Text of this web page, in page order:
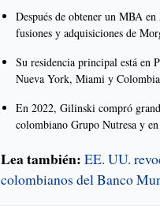
Después de obtener un MBA
fusiones y adquisiciones de
Su residencia principal está en
Nueva York, Miami y
En 2022, Gilinski compró
colombiano Grupo Nutresa y
Lea también: EE. UU.
colombianos del Banco